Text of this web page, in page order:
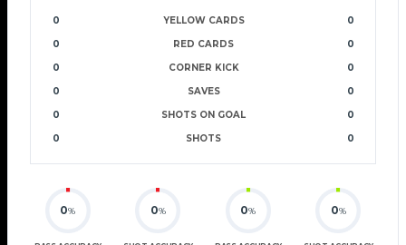
0 YELLOW CARDS
0
0
RED CARDS
0
0
CORNER KICK
0
0
SAVES
0
0
SHOTS ON GOAL
0
0
SHOTS 0
0% 0% 0% 0%